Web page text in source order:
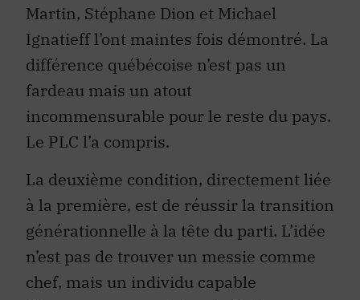
Martin, Stéphane Dion et Michael
Ignatieff l’ont maintes fois démontré. La
différence québécoise n’est pas un
fardeau mais un atout
incommensurable pour le reste du pays.
Le PLC l’a compris.
La deuxième condition, directement liée
à la première, est de réussir la transition
générationnelle à la tête du parti. L’idée
n’est pas de trouver un messie comme
chef, mais un individu capable